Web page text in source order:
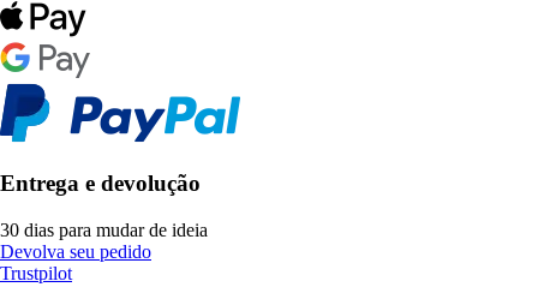
Entrega e devolução
30 dias para mudar de ideia
Devolva seu pedido
Trustpilot